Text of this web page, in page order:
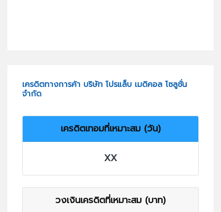
เครดิตทางการค้า บริษัท โปรแล็บ เมดิคอล โซลูชั่น
จำกัด
เครดิตเทอมที่เหมาะสม (วัน)
XX
วงเงินเครดิตที่เหมาะสม (บาท)